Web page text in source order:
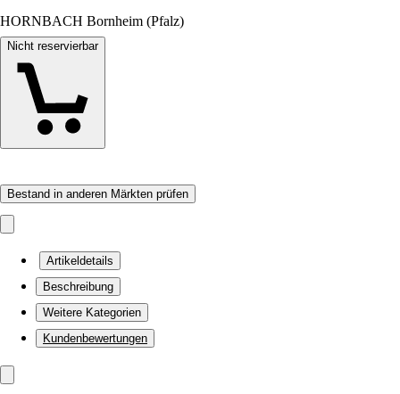
HORNBACH Bornheim (Pfalz)
Nicht reservierbar
Bestand in anderen Märkten prüfen
Artikeldetails
Beschreibung
Weitere Kategorien
Kundenbewertungen